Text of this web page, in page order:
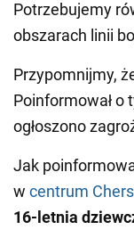
Potrzebujemy
obszarach linii
Przypomnijmy,
Poinformował o
ogłoszono
Jak
w centrum
16-letnia